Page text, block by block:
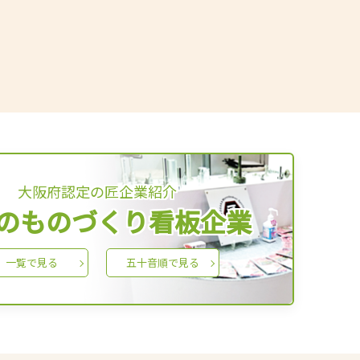
大阪府認定の匠企業紹介
ものづくり看板企業
一覧で見る 五十音順で見る